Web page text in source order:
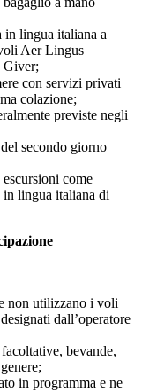
in lingua italiana a
Aer Lingus
Giver;
con servizi privati
colazione;
previste negli
secondo giorno
come
in lingua italiana di
non utilizzano i voli
dall’operatore
bevande,
in programma e ne